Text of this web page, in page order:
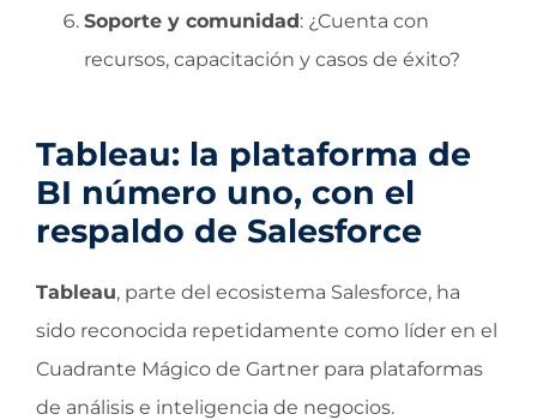
Soporte y comunidad : ¿Cuenta con
recursos, capacitación y casos de éxito?
Tableau: la plataforma de
BI número uno, con el
respaldo de Salesforce
Tableau, parte del ecosistema Salesforce, ha
sido reconocida repetidamente como líder en el
Cuadrante Mágico de Gartner para plataformas
de análisis e inteligencia de negocios.